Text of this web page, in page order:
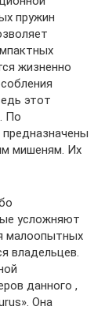
пружин
жизненно
этот
По
мишеням. Их
усложняют
малоопытных
владельцев.
данного ,
Она